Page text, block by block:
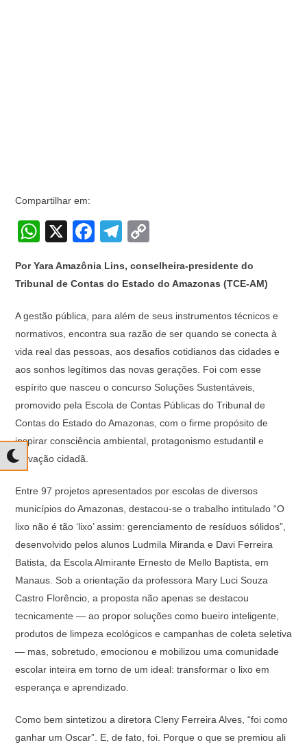
Compartilhar em:
W
at
A
p
p
X
F
c
b
o
o
k
T
e
a
m
p
Li
n
k
Por Yara Amazônia Lins, conselheira-presidente do
Tribunal de Contas do Estado do Amazonas (TCE-AM)
A gestão pública, para além de seus instrumentos técnicos e
normativos, encontra sua razão de ser quando se conecta à
vida real das pessoas, aos desafios cotidianos das cidades e
aos sonhos legítimos das novas gerações. Foi com esse
espírito que nasceu o concurso Soluções Sustentáveis,
promovido pela Escola de Contas Públicas do Tribunal de
Contas do Estado do Amazonas, com o firme propósito de
inspirar consciência ambiental, protagonismo estudantil e
inovação cidadã.
Entre 97 projetos apresentados por escolas de diversos
municípios do Amazonas, destacou-se o trabalho intitulado “O
lixo não é tão ‘lixo’ assim: gerenciamento de resíduos sólidos”,
desenvolvido pelos alunos Ludmila Miranda e Davi Ferreira
Batista, da Escola Almirante Ernesto de Mello Baptista, em
Manaus. Sob a orientação da professora Mary Luci Souza
Castro Florêncio, a proposta não apenas se destacou
tecnicamente — ao propor soluções como bueiro inteligente,
produtos de limpeza ecológicos e campanhas de coleta seletiva
— mas, sobretudo, emocionou e mobilizou uma comunidade
escolar inteira em torno de um ideal: transformar o lixo em
esperança e aprendizado.
Como bem sintetizou a diretora Cleny Ferreira Alves, “foi como
ganhar um Oscar”. E, de fato, foi. Porque o que se premiou ali